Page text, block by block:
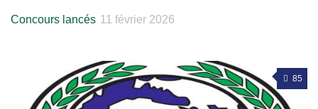
Concours lancés 11 février 2026
85